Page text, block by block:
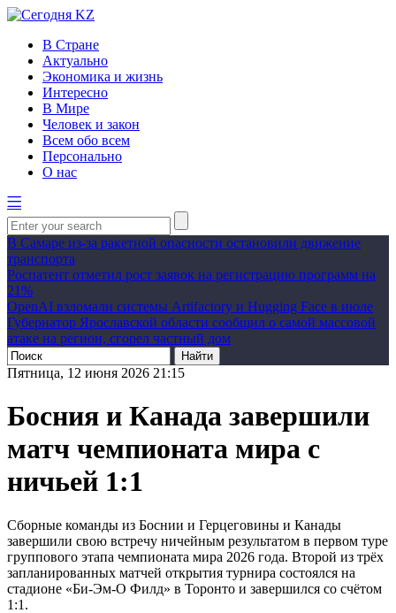
В Стране
Актуально
Экономика и жизнь
Интересно
В Мире
Человек и закон
Всем обо всем
Персонально
О нас
В Самаре из-за ракетной опасности остановили движение
транспорта
Роспатент отметил рост заявок на регистрацию программ на
21%
OpenAI взломали системы Artifactory и Hugging Face в июле
Губернатор Ярославской области сообщил о самой массовой
атаке на регион, сгорел частный дом
Пятница, 12 июня 2026 21:15
Босния и Канада завершили
матч чемпионата мира с
ничьей 1:1
Сборные команды из Боснии и Герцеговины и Канады
завершили свою встречу ничейным результатом в первом туре
группового этапа чемпионата мира 2026 года. Второй из трёх
запланированных матчей открытия турнира состоялся на
стадионе «Би-Эм-О Филд» в Торонто и завершился со счётом
1:1.